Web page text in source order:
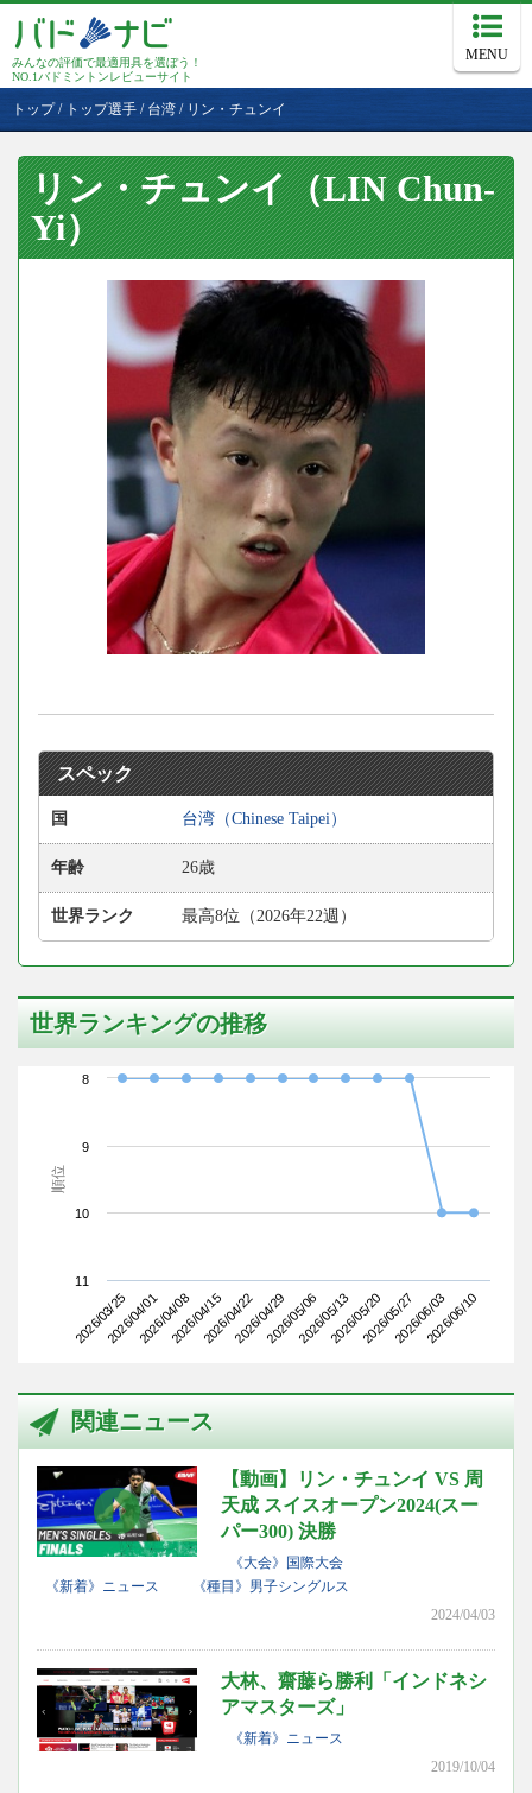
みんなの評価で最適用具を選ぼう！
NO.1バドミントンレビューサイト
MENU
トップ/ トップ選手 / 台湾 / リン・チュンイ
リン・チュンイ（LIN Chun-
Yi）
スペック
国 台湾（Chinese Taipei）
年齢 26歳
世界ランク 最高8位（2026年22週）
世界ランキングの推移
順位
2026/03/252026/04/012026/04/082026/04/152026/04/222026/04/292026/05/062026/05/132026/05/202026/05/272026/06/032026/06/10
8
9
10
11
関連ニュース
【動画】リン・チュンイ VS 周
天成 スイスオープン2024(スー
パー300) 決勝
《大会》国際大会
《新着》ニュース
《種目》男子シングルス
2024/04/03
大林、齋藤ら勝利「インドネシ
アマスターズ」
《新着》ニュース
2019/10/04